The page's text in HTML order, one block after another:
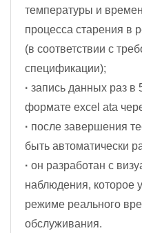
температуры и
процесса старения в
(в соответствии с
спецификации);
· запись данных раз в
формате excel ata
· после завершения
быть автоматически
· он разработан с
наблюдения, которое
режиме реального
обслуживания.